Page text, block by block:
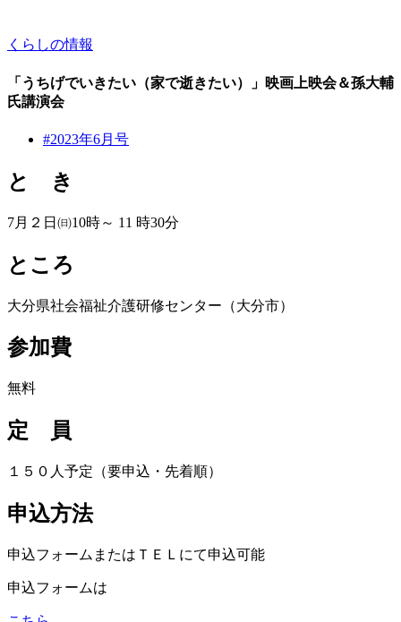
くらしの情報
「うちげでいきたい（家で逝きたい）」映画上映会＆孫大輔
氏講演会
#2023年6月号
と き
7月２日㈰10時～ 11 時30分
ところ
大分県社会福祉介護研修センター（大分市）
参加費
無料
定 員
１５０人予定（要申込・先着順）
申込方法
申込フォームまたはＴＥＬにて申込可能
申込フォームは